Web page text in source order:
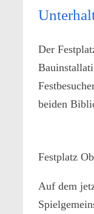
Der
beiden
Festplatz
Auf dem